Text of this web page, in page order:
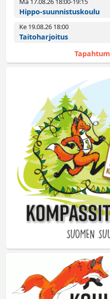
Hippo-suunnistuskoulu
Ke 19.08.26 18:00­
Taitoharjoitus